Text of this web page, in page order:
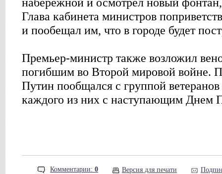
Глава кабинета министров
и пообещал им, что в городе будет
Премьер-министр также возложил
погибшим во Второй мировой войне.
Путин пообщался с группой
каждого из них с наступающим Днем
Комментарии: 0 Версия для печати